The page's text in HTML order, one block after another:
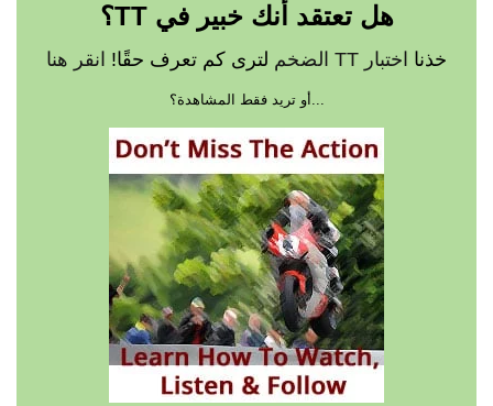
هل تعتقد أنك خبير في TT؟
خذنا اختبار TT الضخم لترى كم تعرف حقًا! انقر هنا
...أو تريد فقط المشاهدة؟